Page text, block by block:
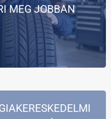
MEG JOBBAN